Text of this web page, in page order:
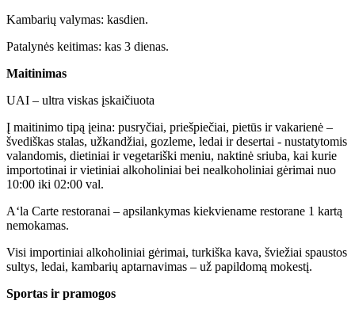
Kambarių valymas: kasdien.
Patalynės keitimas: kas 3 dienas.
Maitinimas
UAI – ultra viskas įskaičiuota
Į maitinimo tipą įeina: pusryčiai, priešpiečiai, pietūs ir vakarienė –
švediškas stalas, užkandžiai, gozleme, ledai ir desertai - nustatytomis
valandomis, dietiniai ir vegetariški meniu, naktinė sriuba, kai kurie
importotinai ir vietiniai alkoholiniai bei nealkoholiniai gėrimai nuo
10:00 iki 02:00 val.
A‘la Carte restoranai – apsilankymas kiekviename restorane 1 kartą
nemokamas.
Visi importiniai alkoholiniai gėrimai, turkiška kava, šviežiai spaustos
sultys, ledai, kambarių aptarnavimas – už papildomą mokestį.
Sportas ir pramogos